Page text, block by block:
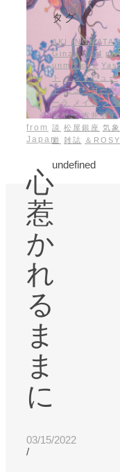
from
Japan
心
惹
か
れ
る
ま
ま
に
03/15/2022
/
タグ
AKI INOMATA
Ginza H&M
unmixlove
ト
インタビュー
ト ニューヨーク
ーラ
メイク メ
イヤー 吉井明子
談 松屋銀座 気
道 雑誌 ＆ROSY
undefined